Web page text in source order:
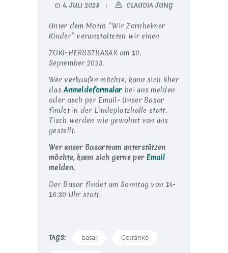
4. JULI 2023 CLAUDIA JUNG
Unter dem Motto “Wir Zornheimer
Kinder” veranstalteten wir einen
ZOKI-HERBSTBASAR am 10.
September 2023.
Wer verkaufen möchte, kann sich über
dasAnmeldeformularbei uns melden
oder auch per Email- Unser Basar
findet in der Lindeplatzhalle statt.
Tisch werden wie gewohnt von uns
gestellt.
Wer unser Basarteam unterstützen
möchte, kann sich gerne per Email
melden.
Der Basar findet am Sonntag von 14-
16:30 Uhr statt.
TAGS: basar Getränke